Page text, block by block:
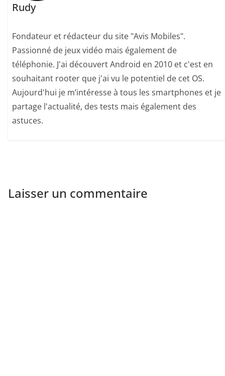
Rudy
Fondateur et rédacteur du site "Avis Mobiles".
Passionné de jeux vidéo mais également de
téléphonie. J'ai découvert Android en 2010 et c'est en
souhaitant rooter que j'ai vu le potentiel de cet OS.
Aujourd'hui je m’intéresse à tous les smartphones et je
partage l'actualité, des tests mais également des
astuces.
Laisser un commentaire